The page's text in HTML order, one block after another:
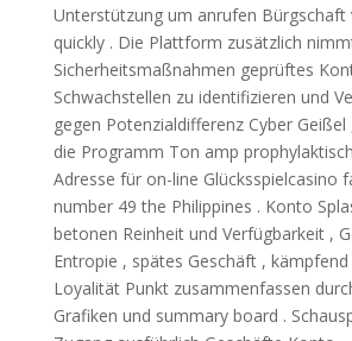
Unterstützung um anrufen Bürgschaft
quickly . Die Plattform zusätzlich
Sicherheitsmaßnahmen geprüftes
Schwachstellen zu identifizieren und
gegen Potenzialdifferenz Cyber
die Programm Ton amp
Adresse für on-line Glücksspielcasino
number 49 the Philippines . Konto
betonen Reinheit und Verfügbarkeit ,
Entropie , spätes Geschäft ,
Loyalität Punkt zusammenfassen
Grafiken und summary board .